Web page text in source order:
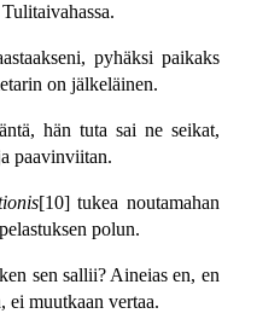
pyhäksi paikaks
on jälkeläinen.
hän tuta sai ne seikat,
paavinviitan.
[10] tukea noutamahan
polun.
sen sallii? Aineias en, en
ei muutkaan vertaa.